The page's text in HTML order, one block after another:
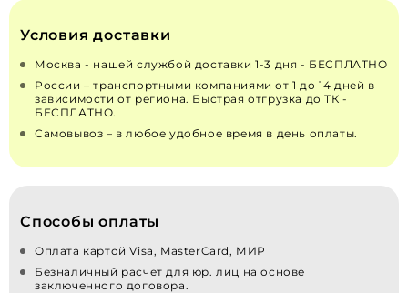
Условия доставки
Москва - нашей службой доставки 1-3 дня - БЕСПЛАТНО
России – транспортными компаниями от 1 до 14 дней в
зависимости от региона. Быстрая отгрузка до ТК -
БЕСПЛАТНО.
Самовывоз – в любое удобное время в день оплаты.
Способы оплаты
Оплата картой Visa, MasterCard, МИР
Безналичный расчет для юр. лиц на основе
заключенного договора.